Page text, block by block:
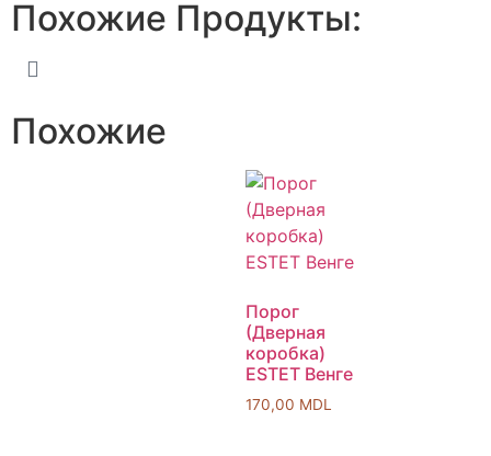
Похожие Продукты:
Похожие
Порог
(Дверная
коробка)
ESTET Венгe
170,00 MDL